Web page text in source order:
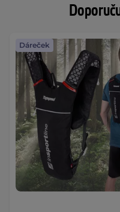
Dáreček